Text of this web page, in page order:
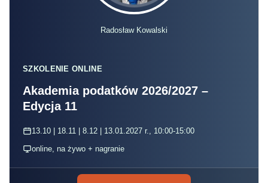
Radosław Kowalski
SZKOLENIE ONLINE
Akademia podatków 2026/2027 –
Edycja 11
13.10 | 18.11 | 8.12 | 13.01.2027 r., 10:00-15:00
online, na żywo + nagranie